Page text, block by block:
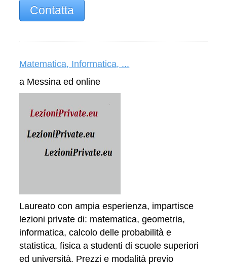
Contatta
Matematica, Informatica, ...
a Messina ed online
Laureato con ampia esperienza, impartisce
lezioni private di: matematica, geometria,
informatica, calcolo delle probabilità e
statistica, fisica a studenti di scuole superiori
ed università. Prezzi e modalità previo